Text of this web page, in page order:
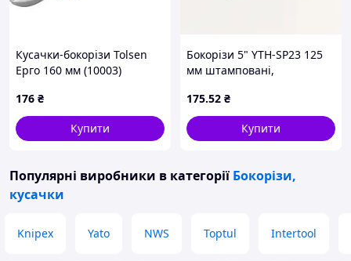
Кусачки-бокорізи Tolsen
Ерго 160 мм (10003)
176 ₴
Купити
Бокорізи 5" YTH-SP23 125
мм штамповані,
175.52 ₴
Купити
Популярні виробники в категорії Бокорізи,
кусачки
Knipex Yato NWS Toptul Intertool